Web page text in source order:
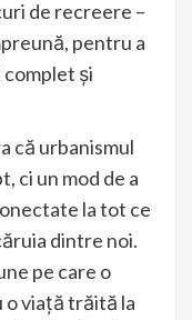
de recreere –
pentru a
și
că urbanismul
ci un mod de a
la tot ce
dintre noi.
pe care o
viață trăită la